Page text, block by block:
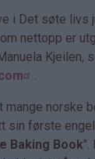
i Det søte livs
nettopp er
Kjeilen,
.
mange norske
sin første
Baking Book".